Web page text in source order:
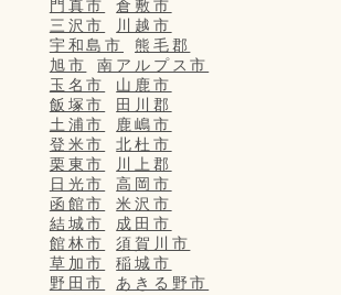
門真市
倉敷市
三沢市
川越市
宇和島市
熊毛郡
旭市
南アルプス市
玉名市
山鹿市
飯塚市
田川郡
土浦市
鹿嶋市
登米市
北杜市
栗東市
川上郡
日光市
高岡市
函館市
米沢市
結城市
成田市
館林市
須賀川市
草加市
稲城市
野田市
あきる野市